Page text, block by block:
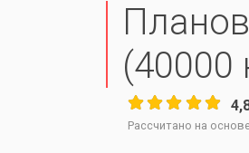
(40000
Рассчитано на